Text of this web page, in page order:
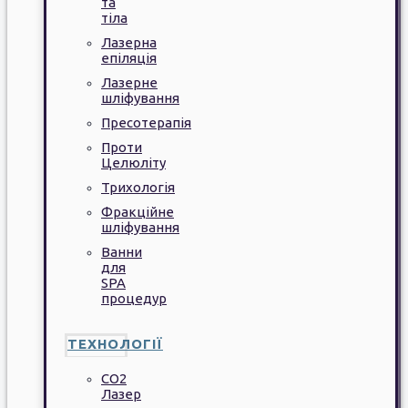
тіла
Лазерна
епіляція
Лазерне
шліфування
Пресотерапія
Проти
Целюліту
Трихологія
Фракційне
шліфування
Ванни
для
SPA
процедур
ТЕХНОЛОГІЇ
CO2
Лазер